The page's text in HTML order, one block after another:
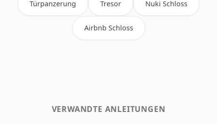
Türpanzerung Tresor Nuki Schloss
Airbnb Schloss
VERWANDTE ANLEITUNGEN